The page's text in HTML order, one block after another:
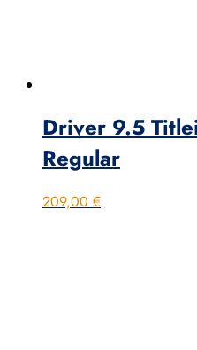
Driver 9.5
Regular
209,00 €